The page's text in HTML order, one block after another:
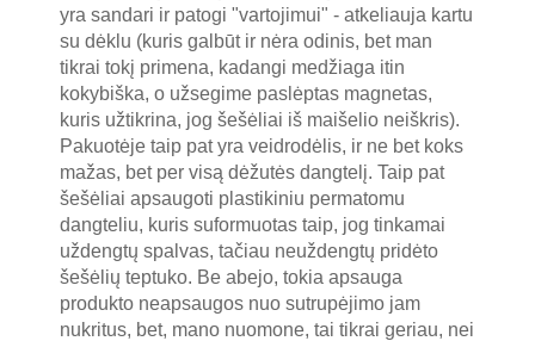
yra sandari ir patogi "vartojimui" - atkeliauja kartu
su dėklu (kuris galbūt ir nėra odinis, bet man
tikrai tokį primena, kadangi medžiaga itin
kokybiška, o užsegime paslėptas magnetas,
kuris užtikrina, jog šešėliai iš maišelio neiškris).
Pakuotėje taip pat yra veidrodėlis, ir ne bet koks
mažas, bet per visą dėžutės dangtelį. Taip pat
šešėliai apsaugoti plastikiniu permatomu
dangteliu, kuris suformuotas taip, jog tinkamai
uždengtų spalvas, tačiau neuždengtų pridėto
šešėlių teptuko. Be abejo, tokia apsauga
produkto neapsaugos nuo sutrupėjimo jam
nukritus, bet, mano nuomone, tai tikrai geriau, nei